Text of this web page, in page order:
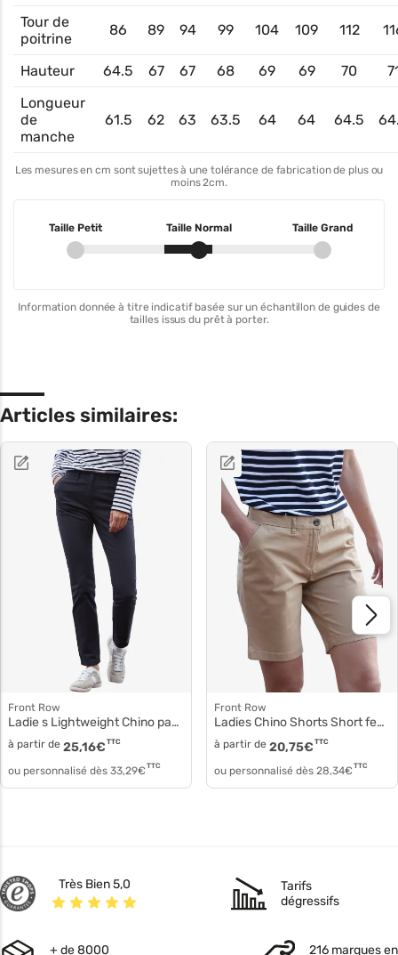
Tour de
poitrine
86 89 94 99 104 109 112
Hauteur 64.5 67 67 68 69 69 70
Longueur
de
manche
61.5 62 63 63.5 64 64 64.5
Les mesures en cm sont sujettes à une tolérance de fabrication de plus ou
moins 2cm.
Taille Petit Taille Normal Taille Grand
Information donnée à titre indicatif basée sur un échantillon de guides de
tailles issus du prêt à porter.
Articles similaires:
Front Row
Ladie s Lightweight Chino pantalon femme fr622
à partir de 25,16€ TTC
ou personnalisé dès 33,29€ TTC
Front Row
Ladies Chino Shorts Short femme fr606
à partir de 20,75€ TTC
ou personnalisé dès 28,34€ TTC
Très Bien 5,0
Tarifs
dégressifs
+ de 8000
216 marques en